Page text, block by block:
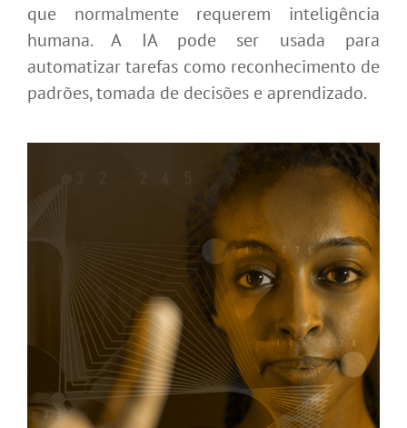
que normalmente requerem inteligência
humana. A IA pode ser usada para
automatizar tarefas como reconhecimento de
padrões, tomada de decisões e aprendizado.